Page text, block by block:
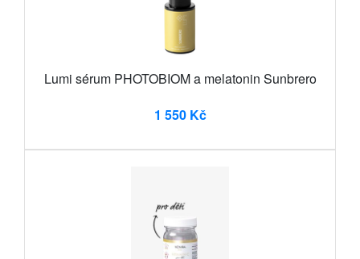
Lumi sérum PHOTOBIOM a melatonin Sunbrero
1 550 Kč